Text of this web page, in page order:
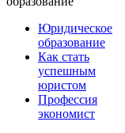
Юридическое
образование
Как стать
успешным
юристом
Профессия
экономист